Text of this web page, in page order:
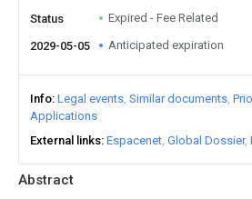
Abstract
Status Expired - Fee Related
2029-05-05 Anticipated expiration
Info Legal events Similar documents
Applications
External links Espacenet Global Dossier